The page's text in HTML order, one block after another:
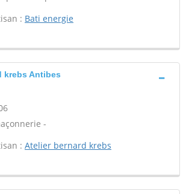
: Bati energie
krebs Antibes
-
: Atelier bernard krebs